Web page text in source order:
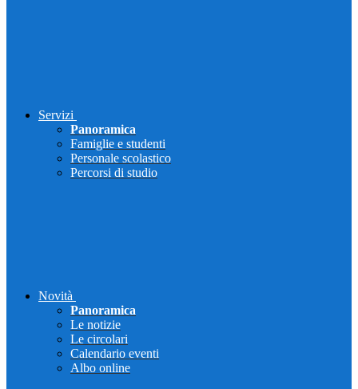
Servizi
Panoramica
Famiglie e studenti
Personale scolastico
Percorsi di studio
Novità
Panoramica
Le notizie
Le circolari
Calendario eventi
Albo online